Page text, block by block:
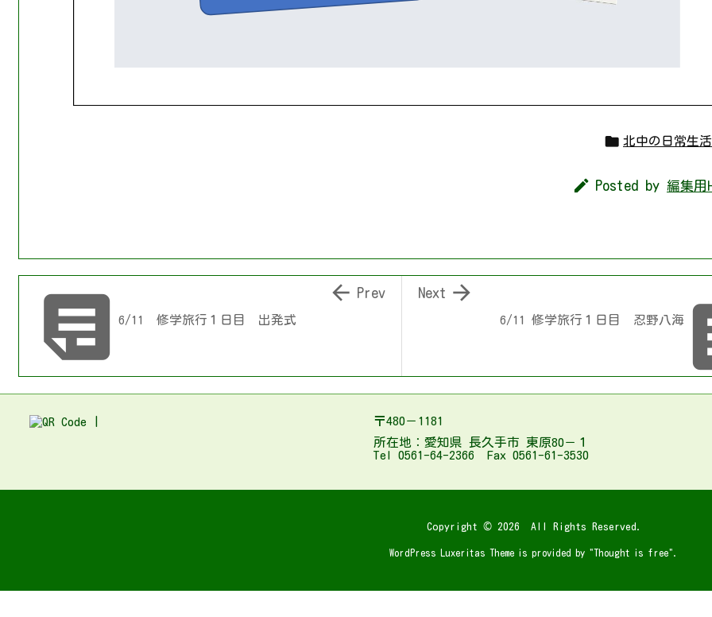
 北中の日常生活
 Posted by 編集用
6/11 修学旅行１日目 忍野八海

Next
6/11 修学旅行１日目 出発式
 Prev
〒480－1181
所在地：愛知県 長久手市 東原80－１
Tel 0561-64-2366 Fax 0561-61-3530
Copyright © 2026 All Rights Reserved.
WordPress Luxeritas Theme is provided by "Thought is free".